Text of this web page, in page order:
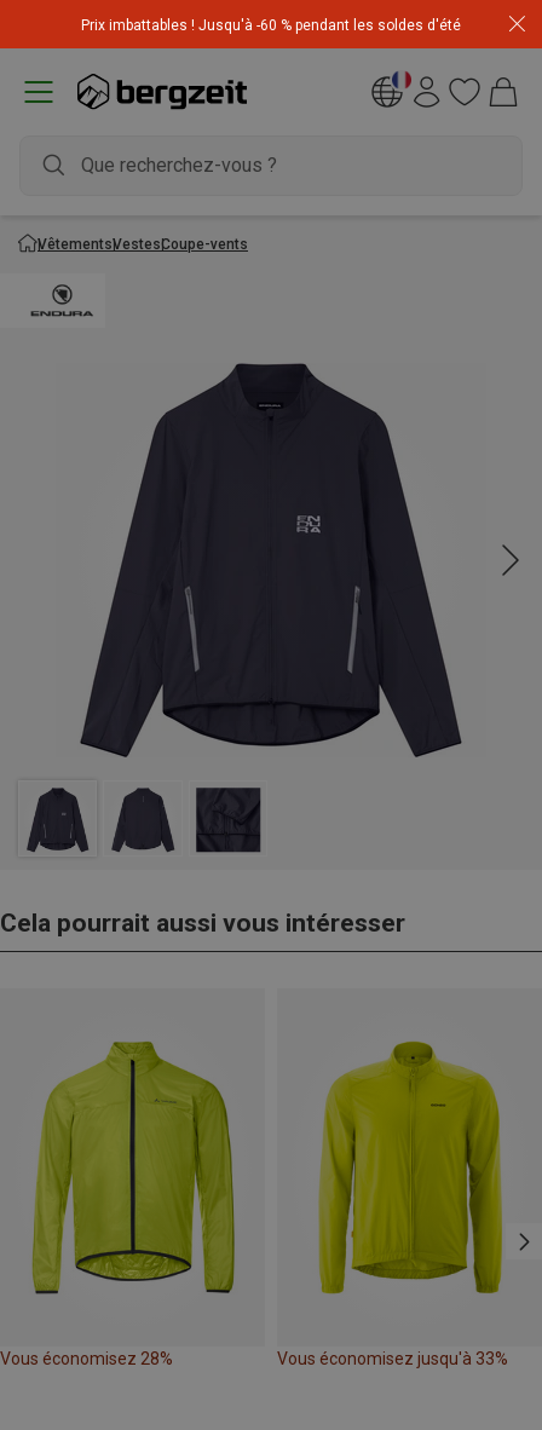
Prix imbattables ! Jusqu'à -60 % pendant les soldes d'été
l'article le moins cher! Code
VêtementsVestesCoupe-vents
Cela pourrait aussi vous intéresser
Vous économisez 28% Vous économisez jusqu'à 33%